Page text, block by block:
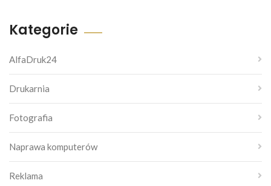
Kategorie
AlfaDruk24
Drukarnia
Fotografia
Naprawa komputerów
Reklama